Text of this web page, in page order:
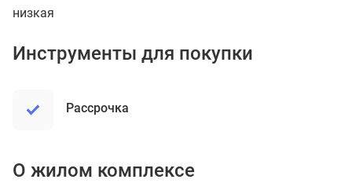
низкая
Инструменты для покупки
рассрочка
О жилом комплексе